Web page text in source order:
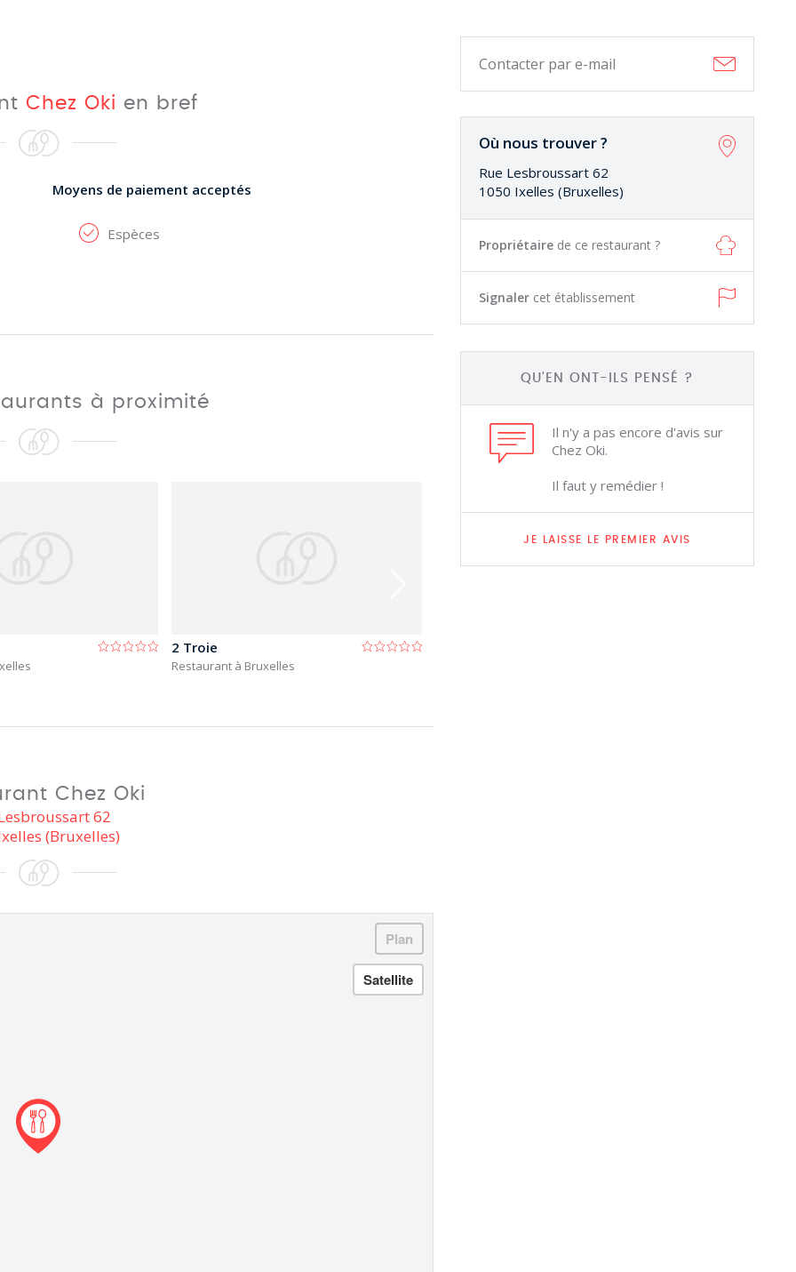
Contacter par e-mail
Où nous trouver ?
Rue Lesbroussart 62
1050 Ixelles (Bruxelles)
Propriétaire de ce restaurant ?
Signaler cet établissement
QU'EN ONT-ILS PENSÉ ?
Il n'y a pas encore d'avis sur
Chez Oki.
Il faut y remédier !
JE LAISSE LE PREMIER AVIS
Chez Oki en bref
Moyens de paiement acceptés
Espèces
à proximité
2 Troie
Restaurant à Bruxelles
Chez Oki
62
(Bruxelles)